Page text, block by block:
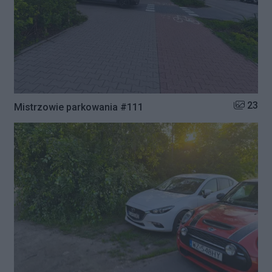
Mistrzowie parkowania #111 Liczba
23